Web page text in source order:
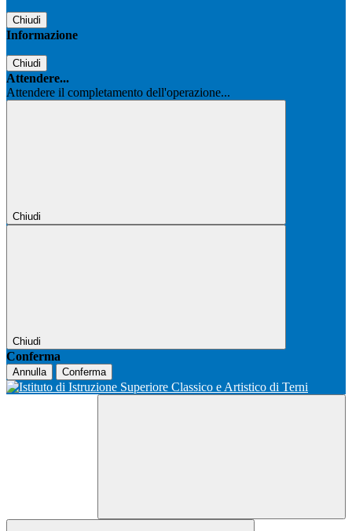
Chiudi
Informazione
Chiudi
Attendere...
Attendere il completamento dell'operazione...
Chiudi
Chiudi
Conferma
Annulla Conferma